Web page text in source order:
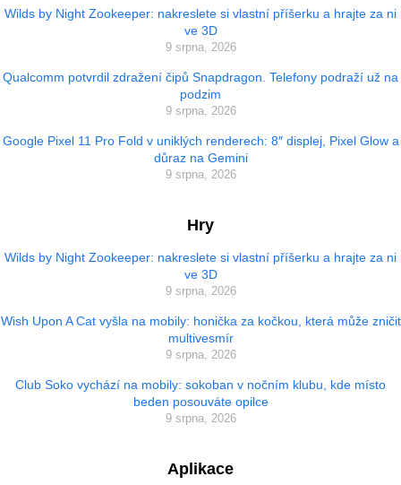
Wilds by Night Zookeeper: nakreslete si vlastní příšerku a hrajte za ni
ve 3D
9 srpna, 2026
Qualcomm potvrdil zdražení čipů Snapdragon. Telefony podraží už na
podzim
9 srpna, 2026
Google Pixel 11 Pro Fold v uniklých renderech: 8″ displej, Pixel Glow a
důraz na Gemini
9 srpna, 2026
Hry
Wilds by Night Zookeeper: nakreslete si vlastní příšerku a hrajte za ni
ve 3D
9 srpna, 2026
Wish Upon A Cat vyšla na mobily: honička za kočkou, která může zničit
multivesmír
9 srpna, 2026
Club Soko vychází na mobily: sokoban v nočním klubu, kde místo
beden posouváte opilce
9 srpna, 2026
Aplikace